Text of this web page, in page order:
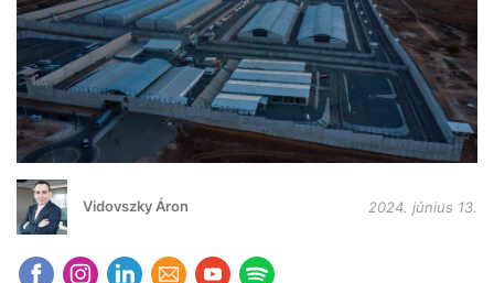
Vidovszky Áron 2024. június 13.